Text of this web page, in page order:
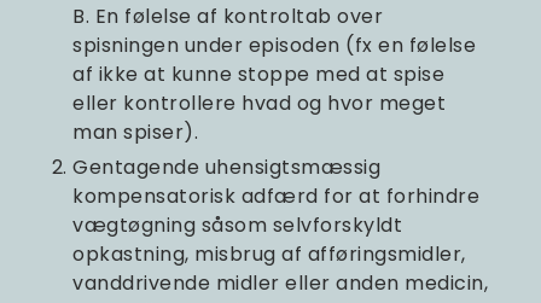
B. En følelse af kontroltab over
spisningen under episoden (fx en følelse
af ikke at kunne stoppe med at spise
eller kontrollere hvad og hvor meget
man spiser).
Gentagende uhensigtsmæssig
kompensatorisk adfærd for at forhindre
vægtøgning såsom selvforskyldt
opkastning, misbrug af afføringsmidler,
vanddrivende midler eller anden medicin,